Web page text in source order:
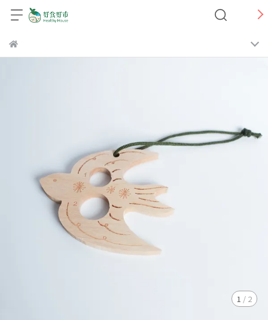
1 / 2